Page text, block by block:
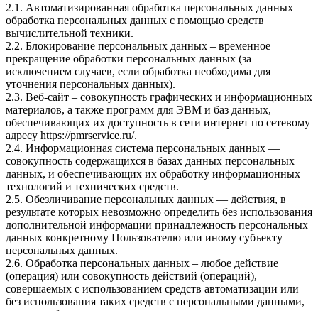
2.1. Автоматизированная обработка персональных данных –
обработка персональных данных с помощью средств
вычислительной техники.
2.2. Блокирование персональных данных – временное
прекращение обработки персональных данных (за
исключением случаев, если обработка необходима для
уточнения персональных данных).
2.3. Веб-сайт – совокупность графических и информационных
материалов, а также программ для ЭВМ и баз данных,
обеспечивающих их доступность в сети интернет по сетевому
адресу https://pmrservice.ru/.
2.4. Информационная система персональных данных —
совокупность содержащихся в базах данных персональных
данных, и обеспечивающих их обработку информационных
технологий и технических средств.
2.5. Обезличивание персональных данных — действия, в
результате которых невозможно определить без использования
дополнительной информации принадлежность персональных
данных конкретному Пользователю или иному субъекту
персональных данных.
2.6. Обработка персональных данных – любое действие
(операция) или совокупность действий (операций),
совершаемых с использованием средств автоматизации или
без использования таких средств с персональными данными,